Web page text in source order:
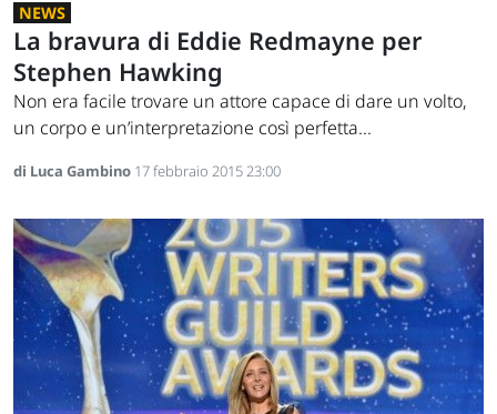
NEWS
La bravura di Eddie Redmayne per
Stephen Hawking
Non era facile trovare un attore capace di dare un volto,
un corpo e un’interpretazione così perfetta...
di Luca Gambino 17 febbraio 2015 23:00